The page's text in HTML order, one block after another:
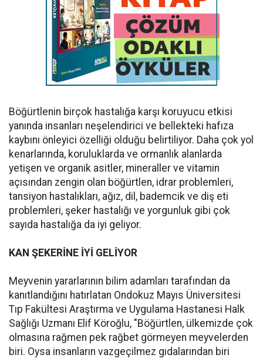
Böğürtlenin birçok hastalığa karşı koruyucu etkisi
yanında insanları neşelendirici ve bellekteki hafıza
kaybını önleyici özelliği olduğu belirtiliyor. Daha çok yol
kenarlarında, koruluklarda ve ormanlık alanlarda
yetişen ve organik asitler, mineraller ve vitamin
açısından zengin olan böğürtlen, idrar problemleri,
tansiyon hastalıkları, ağız, dil, bademcik ve diş eti
problemleri, şeker hastalığı ve yorgunluk gibi çok
sayıda hastalığa da iyi geliyor.
KAN ŞEKERİNE İYİ GELİYOR
Meyvenin yararlarının bilim adamları tarafından da
kanıtlandığını hatırlatan Ondokuz Mayıs Üniversitesi
Tıp Fakültesi Araştırma ve Uygulama Hastanesi Halk
Sağlığı Uzmanı Elif Köroğlu, "Böğürtlen, ülkemizde çok
olmasına rağmen pek rağbet görmeyen meyvelerden
biri. Oysa insanların vazgeçilmez gıdalarından biri